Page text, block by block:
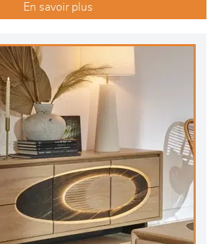
En savoir plus